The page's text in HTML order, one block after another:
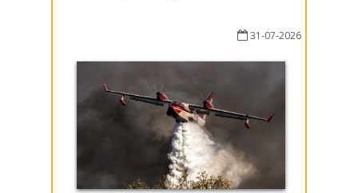
31-07-2026